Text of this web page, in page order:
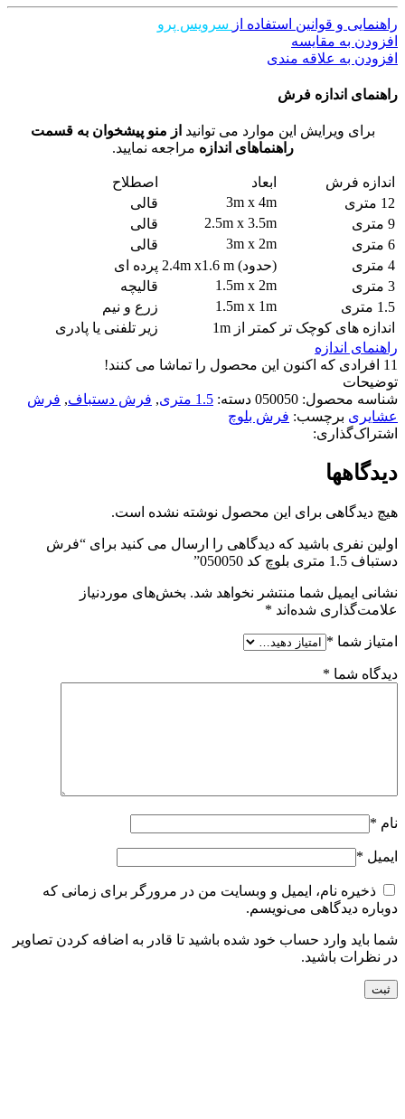
راهنمایی و قوانین استفاده از سرویس پرو
افزودن به مقایسه
افزودن به علاقه مندی
راهنمای اندازه فرش
برای ویرایش این موارد می توانید از منو پیشخوان به قسمت
راهنماهای اندازه مراجعه نمایید.
اندازه فرش ابعاد
اصطلاح
12 متری
3m x 4m
قالی
9 متری
2.5m x 3.5m
قالی
6 متری
3m x 2m
قالی
4 متری
(حدود) 2.4m x1.6 m
پرده ای
3 متری
1.5m x 2m
قالیچه
1.5 متری
1.5m x 1m
زرع و نیم
اندازه های کوچک تر کمتر از 1m
زیر تلفنی یا پادری
راهنمای اندازه
11 افرادی که اکنون این محصول را تماشا می کنند!
توضیحات
شناسه محصول: 050050 دسته: 1.5 متری , فرش دستباف, فرش
عشایری برچسب: فرش بلوچ
اشتراک‌گذاری:
دیدگاهها
هیچ دیدگاهی برای این محصول نوشته نشده است.
اولین نفری باشید که دیدگاهی را ارسال می کنید برای “فرش
دستباف 1.5 متری بلوچ کد 050050”
نشانی ایمیل شما منتشر نخواهد شد. بخش‌های موردنیاز
علامت‌گذاری شده‌اند *
امتیاز شما *
دیدگاه شما *
نام *
ایمیل *
ذخیره نام، ایمیل و وبسایت من در مرورگر برای زمانی که
دوباره دیدگاهی می‌نویسم.
شما باید وارد حساب خود شده باشید تا قادر به اضافه کردن تصاویر
در نظرات باشید.